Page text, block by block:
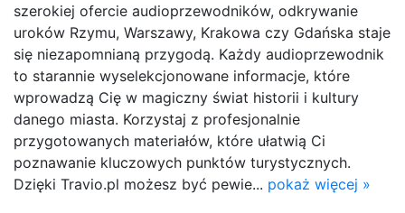
szerokiej ofercie audioprzewodników, odkrywanie
uroków Rzymu, Warszawy, Krakowa czy Gdańska staje
się niezapomnianą przygodą. Każdy audioprzewodnik
to starannie wyselekcjonowane informacje, które
wprowadzą Cię w magiczny świat historii i kultury
danego miasta. Korzystaj z profesjonalnie
przygotowanych materiałów, które ułatwią Ci
poznawanie kluczowych punktów turystycznych.
Dzięki Travio.pl możesz być pewie... pokaż więcej »